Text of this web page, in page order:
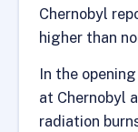
Chernobyl
higher than
In the
at Chernobyl
radiation